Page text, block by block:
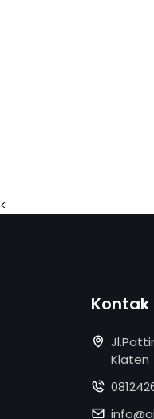
<
Kontak
Klaten